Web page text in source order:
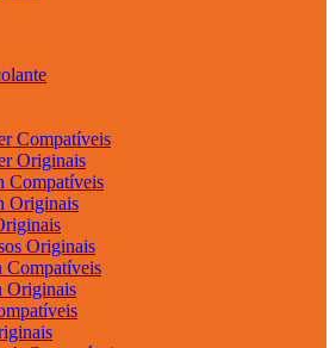
Compatíveis
Originais
Compatíveis
Originais
Originais
Compatíveis
Originais